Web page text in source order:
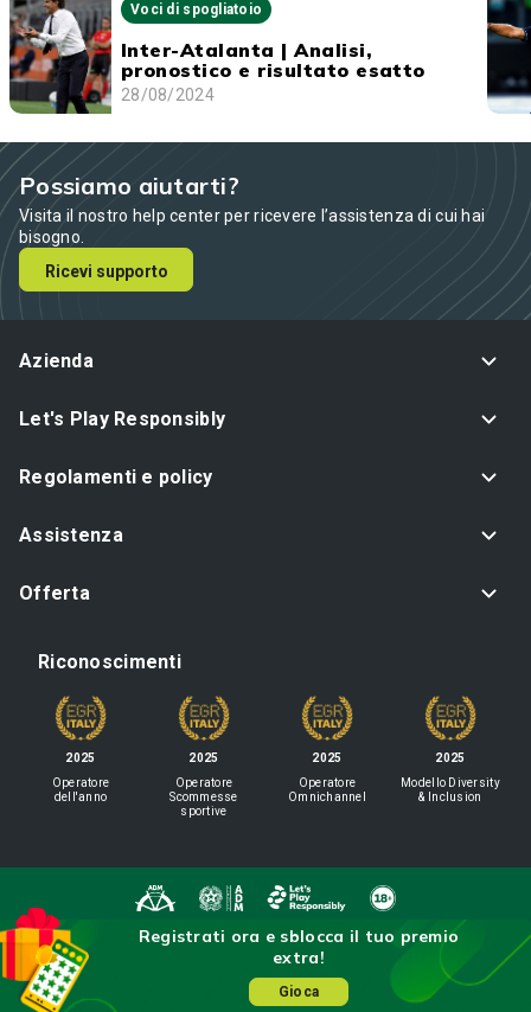
Registrati ora e sblocca il tuo premio
extra!
Gioca
Voci di spogliatoio
Inter-Atalanta | Analisi,
pronostico e risultato esatto
28/08/2024
Possiamo aiutarti?
Visita il nostro help center per ricevere l’assistenza di cui hai
bisogno.
Ricevi supporto
Azienda
Let's Play Responsibly
Regolamenti e policy
Assistenza
Offerta
Riconoscimenti
2025
Operatore
dell'anno
2025
Operatore
Scommesse
sportive
2025
Operatore
Omnichannel
2025
Modello Diversity
& Inclusion
IL GIOCO È VIETATO AI MINORI
E PUÒ CAUSARE DIPENDENZA PATOLOGICA
Sisal Italia S.p.A. - Via Ugo Bassi 6, 20159 Milano - P.I. 02433760135 - Conc.
GAD: 16020